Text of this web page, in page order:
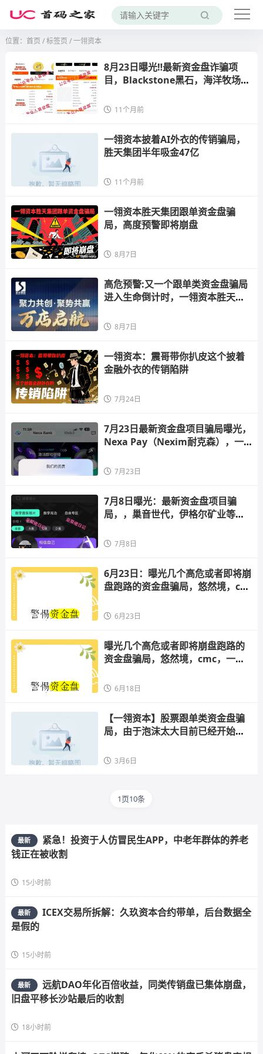
位置： 首页 /标签页 / 一翎资本
8月23日曝光‼️最新资金盘诈骗项
目，Blackstone黑石，海洋牧场，
跑路。
11个月前
一翎资本披着AI外衣的传销骗局，
胜天集团半年吸金47亿
11个月前
一翎资本胜天集团跟单资金盘骗
局，高度预警即将崩盘
8月7日
高危预警:又一个跟单类资金盘骗局
进入生命倒计时，一翎资本胜天集
8月7日
一翎资本：震哥带你扒皮这个披着
金融外衣的传销陷阱
7月24日
7月23日最新资金盘项目骗局曝光，
Nexa Pay（Nexim耐克森），一
可能卷钱跑路！
7月23日
7月8日曝光：最新资金盘项目骗
局，，巢音世代，伊格尔矿业等诈
7月8日
6月23日：曝光几个高危或者即将崩
盘跑路的资金盘骗局，悠然境，cee
吗？6月23日
曝光几个高危或者即将崩盘跑路的
资金盘骗局，悠然境，cmc，一翎
6月18日
【一翎资本】股票跟单类资金盘骗
局，由于泡沫太大目前已经开始单
3月6日
1页10条
最新
紧急！投资于人仿冒民生APP，中老年群体的养老
钱正在被收割
15小时前
最新
ICEX交易所拆解：久玖资本合约带单，后台数据全
是假的
15小时前
最新
远航DAO年化百倍收益，同类传销盘已集体崩盘，
旧盘平移长沙站最后的收割
18小时前